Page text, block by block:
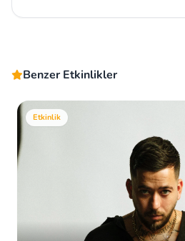
Benzer Etkinlikler
Etkinlik